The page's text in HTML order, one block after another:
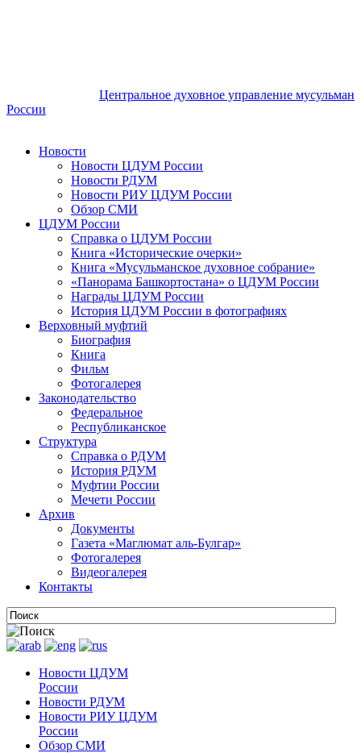
Центральное духовное управление мусульман
России
Новости
Новости ЦДУМ России
Новости РДУМ
Новости РИУ ЦДУМ России
Обзор СМИ
ЦДУМ России
Справка о ЦДУМ России
Книга «Исторические очерки»
Книга «Мусульманское духовное собрание»
«Панорама Башкортостана» о ЦДУМ России
Награды ЦДУМ России
История ЦДУМ России в фотографиях
Верховный муфтий
Биография
Книга
Фильм
Фотогалерея
Законодательство
Федеральное
Республиканское
Структура
Справка о РДУМ
История РДУМ
Муфтии России
Мечети России
Архив
Документы
Газета «Маглюмат аль-Булгар»
Фотогалерея
Видеогалерея
Контакты
Новости ЦДУМ
России
Новости РДУМ
Новости РИУ ЦДУМ
России
Обзор СМИ